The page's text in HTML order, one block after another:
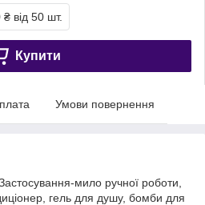
₴ від 50 шт.
Купити
Умови повернення
мило ручної роботи,
гель для душу, бомби для